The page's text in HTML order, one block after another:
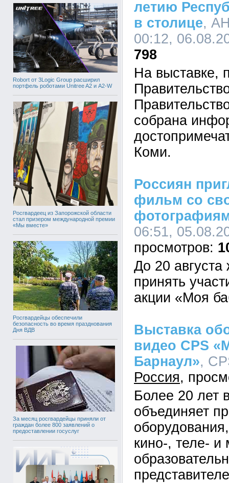
Robort от 3Logic Group расширил
портфель роботами Unitree A2 и A2-W
Росгвардеец из Запорожской области
стал призером международной премии
«Мы вместе»
Росгвардейцы обеспечили
безопасность во время празднования
Дня ВДВ
За месяц росгвардейцы приняли от
граждан более 800 заявлений о
предоставлении госуслуг
летию
в столице,
00:12,
798
На выставке,
собрана
Коми.
Россиян
фильм со
06:51,
До 20 августа
принять
акции «Моя
Выставка
видео CPS
Барнаул»,
Россия
Более 20 лет
объединяет
кино-, теле- и